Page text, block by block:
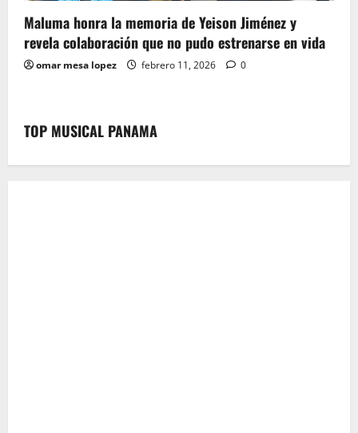
Maluma honra la memoria de Yeison Jiménez y
revela colaboración que no pudo estrenarse en vida
omar mesa lopez febrero 11, 2026 0
TOP MUSICAL PANAMA